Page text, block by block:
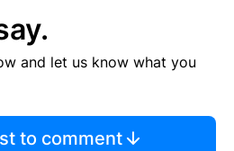
and let us know what you
to comment